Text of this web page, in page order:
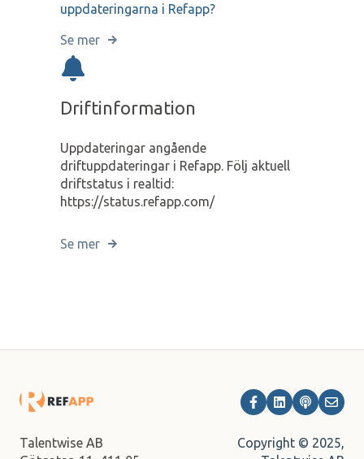
uppdateringarna i Refapp?
Se mer
Driftinformation
Uppdateringar angående
driftuppdateringar i Refapp. Följ aktuell
driftstatus i realtid:
https://status.refapp.com/
Se mer
Talentwise AB
Copyright © 2025,